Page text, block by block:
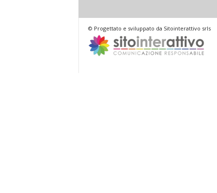
© Progettato e sviluppato da Sitointerattivo srls